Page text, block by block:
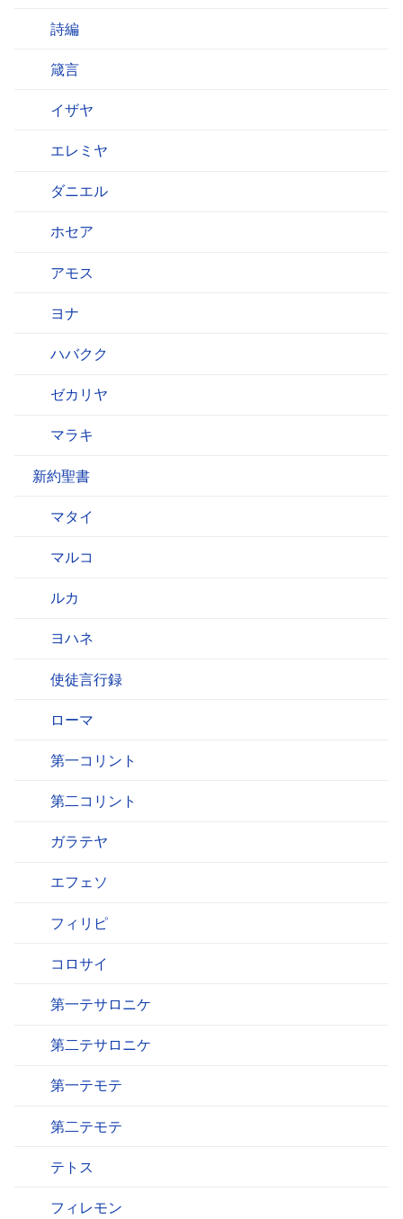
詩編
箴言
イザヤ
エレミヤ
ダニエル
ホセア
アモス
ヨナ
ハバクク
ゼカリヤ
マラキ
新約聖書
マタイ
マルコ
ルカ
ヨハネ
使徒言行録
ローマ
第一コリント
第二コリント
ガラテヤ
エフェソ
フィリピ
コロサイ
第一テサロニケ
第二テサロニケ
第一テモテ
第二テモテ
テトス
フィレモン